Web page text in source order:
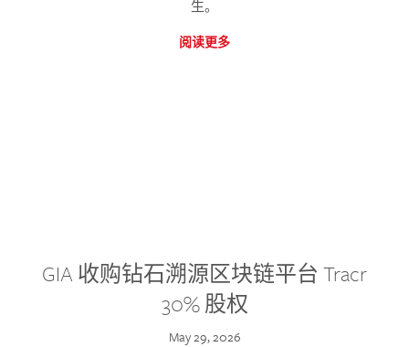
生。
阅读更多
GIA 收购钻石溯源区块链平台 Tracr
30% 股权
May 29, 2026